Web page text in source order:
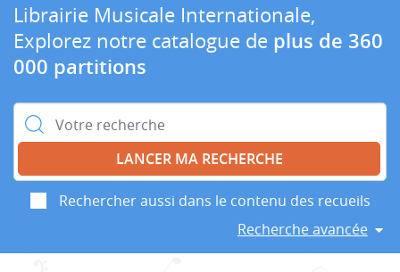
Librairie Musicale Internationale,
Explorez notre catalogue de plus de 360
000 partitions
Rechercher :
Rechercher aussi dans le contenu des recueils
Recherche avancée